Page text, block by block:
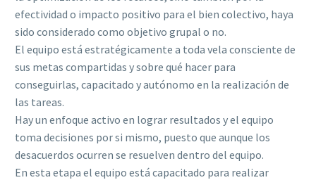
efectividad o impacto positivo para el bien colectivo, haya
sido considerado como objetivo grupal o no.
El equipo está estratégicamente a toda vela consciente de
sus metas compartidas y sobre qué hacer para
conseguirlas, capacitado y autónomo en la realización de
las tareas.
Hay un enfoque activo en lograr resultados y el equipo
toma decisiones por si mismo, puesto que aunque los
desacuerdos ocurren se resuelven dentro del equipo.
En esta etapa el equipo está capacitado para realizar